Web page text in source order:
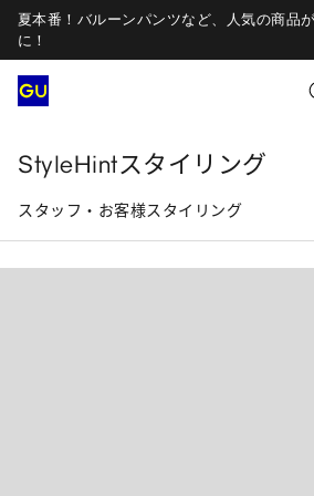
夏本番！バルーンパンツなど、人気の商品
に！
StyleHintスタイリング
スタッフ・お客様スタイリング